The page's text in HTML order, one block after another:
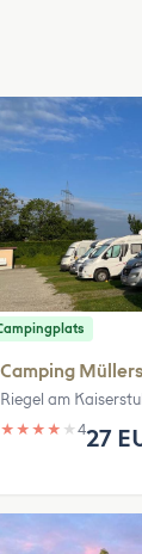
Camping
Riegel am
★ ★ ★ ★ ★427